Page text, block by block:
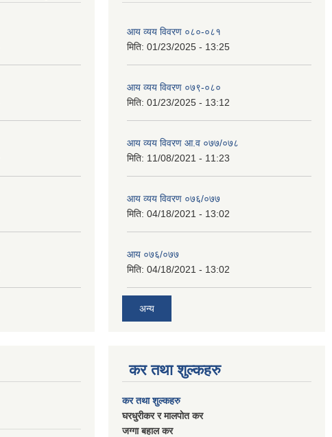
आय व्यय विवरण ०८०-०८१
मिति: 01/23/2025 - 13:25
आय व्यय विवरण ०७९-०८०
मिति: 01/23/2025 - 13:12
आय व्यय विवरण आ.व ०७७/०७८
मिति: 11/08/2021 - 11:23
आय व्यय विवरण ०७६/०७७
मिति: 04/18/2021 - 13:02
आय ०७६/०७७
मिति: 04/18/2021 - 13:02
अन्य
कर तथा शुल्कहरु
कर तथा शुल्कहरु
घरधुरीकर र मालपाेत कर
जग्गा बहाल कर